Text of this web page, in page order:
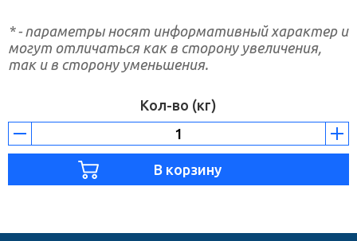
* - параметры носят информативный характер и
могут отличаться как в сторону увеличения,
так и в сторону уменьшения.
Кол-во (кг)